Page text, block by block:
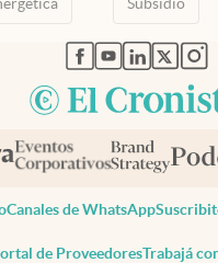
Subsidio
abre en nueva
abre enabre en
abre
Canales de WhatsApp
de ProveedoresTrabajá